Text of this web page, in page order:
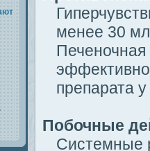
менее 30
Печеночная
препарата
Побочные
Системные